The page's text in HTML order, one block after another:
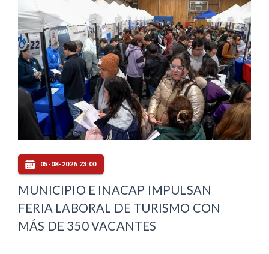
05-08-2026 23:00
MUNICIPIO E INACAP IMPULSAN
FERIA LABORAL DE TURISMO CON
MÁS DE 350 VACANTES